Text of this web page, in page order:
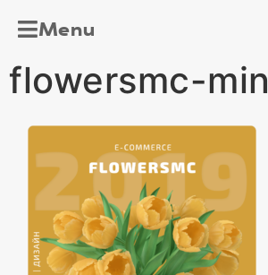
Menu
flowersmc-min